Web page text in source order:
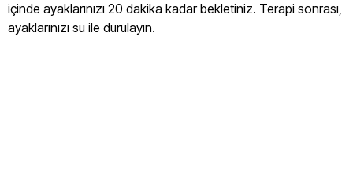
içinde ayaklarınızı 20 dakika kadar bekletiniz. Terapi sonrası,
ayaklarınızı su ile durulayın.